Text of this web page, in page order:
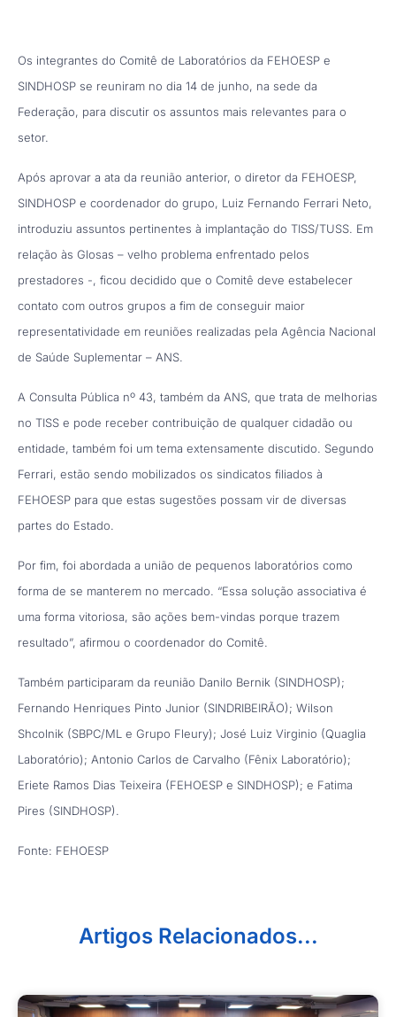
Os integrantes do Comitê de Laboratórios da FEHOESP e
SINDHOSP se reuniram no dia 14 de junho, na sede da
Federação, para discutir os assuntos mais relevantes para o
setor.
Após aprovar a ata da reunião anterior, o diretor da FEHOESP,
SINDHOSP e coordenador do grupo, Luiz Fernando Ferrari Neto,
introduziu assuntos pertinentes à implantação do TISS/TUSS. Em
relação às Glosas – velho problema enfrentado pelos
prestadores -, ficou decidido que o Comitê deve estabelecer
contato com outros grupos a fim de conseguir maior
representatividade em reuniões realizadas pela Agência Nacional
de Saúde Suplementar – ANS.
A Consulta Pública nº 43, também da ANS, que trata de melhorias
no TISS e pode receber contribuição de qualquer cidadão ou
entidade, também foi um tema extensamente discutido. Segundo
Ferrari, estão sendo mobilizados os sindicatos filiados à
FEHOESP para que estas sugestões possam vir de diversas
partes do Estado.
Por fim, foi abordada a união de pequenos laboratórios como
forma de se manterem no mercado. “Essa solução associativa é
uma forma vitoriosa, são ações bem-vindas porque trazem
resultado”, afirmou o coordenador do Comitê.
Também participaram da reunião Danilo Bernik (SINDHOSP);
Fernando Henriques Pinto Junior (SINDRIBEIRÃO); Wilson
Shcolnik (SBPC/ML e Grupo Fleury); José Luiz Virginio (Quaglia
Laboratório); Antonio Carlos de Carvalho (Fênix Laboratório);
Eriete Ramos Dias Teixeira (FEHOESP e SINDHOSP); e Fatima
Pires (SINDHOSP).
Fonte: FEHOESP
Artigos Relacionados...